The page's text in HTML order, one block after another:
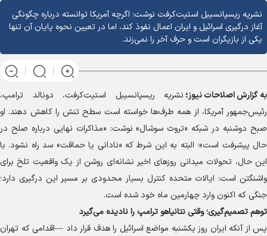
نشریه ریسپانسیبل استیت‌کرفت نوشت: اگرچه آمریکا توانسته درباره چگونگی
آغاز درگیری اسرائیل و ایران اعمال نفوذ کند، اما در تعیین نحوه پایان آن تنها
یکی از بازیگران است و حرف آخر را نمی‌زند.
به گزارشاصلاحات نیوز؛ نشریه ریسپانسیبل استیت‌کرفت، دونالد ترامپ،
رئیس‌جمهور آمریکا، از همه طرف‌ها خواسته است سطح تنش را کاهش دهند. او
صبح دوشنبه در شبکه «تروث سوشال» نوشت: «مذاکرات نهایی درباره صلح در
حال پیشرفت است»؛ البته به این شرط که «نادانی یا حماقت» سد راه نشود. با
این حال، تحولات میدانی روز‌های اخیر نشانه‌ای روشن از یک واقعیت تلخ برای
واشنگتن است: ایالات متحده کنترل بسیار محدودی بر مسیر این درگیری دارد؛
جنگی که اکنون وارد چهارمین ماه خود شده است.
توهم تصمیم‌گیری؛ وقتی نتانیاهو ترامپ را نادیده می‌گیرد
پس از آنکه ایران روز یکشنبه مواضع اسرائیل را هدف قرار داد —اقدامی که تهران